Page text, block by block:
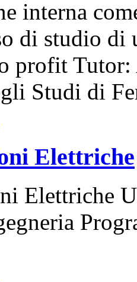
interna
di studio
profit
Studi di
Elettriche
Elettriche